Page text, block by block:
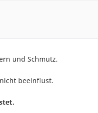
und Schmutz.
beeinflust.